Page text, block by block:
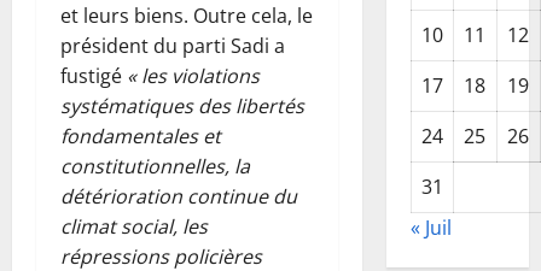
et leurs biens. Outre cela, le
président du parti Sadi a
fustigé « les violations
systématiques des libertés
fondamentales et
constitutionnelles, la
détérioration continue du
climat social, les
répressions policières
10
11
12
17
18
19
24
25
26
31
« Juil